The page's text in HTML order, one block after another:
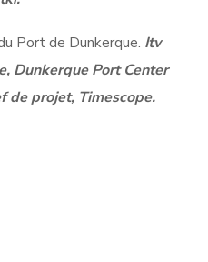
Port de Dunkerque. Itv
Dunkerque Port Center
de projet, Timescope.